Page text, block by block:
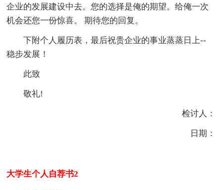
企业的发展建设中去。您的选择是俺的期望。给俺一次
机会还您一份惊喜。 期待您的回复。
下附个人履历表，最后祝贵企业的事业蒸蒸日上--
稳步发展！
此致
敬礼!
检讨人：
日期：
大学生个人自荐书2